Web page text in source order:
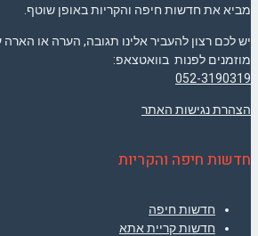
מביא את חדשות חיפה והקריות באופן שוטף.
יש לכם רצון להעביר אלינו תגובה, הערה או
מוזמנים לפנות בוואטצאפ:
052-3190319
הצהרת נגישות האתר
חדשות חיפה והקריות
חדשות חיפה
חדשות קריית אתא